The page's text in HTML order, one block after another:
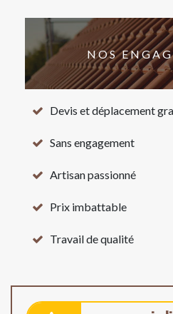
NOS
Devis et déplacement
Sans engagement
Artisan passionné
Prix imbattable
Travail de qualité